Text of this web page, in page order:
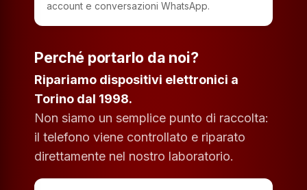
account e conversazioni WhatsApp.
Perché portarlo da noi?
Ripariamo dispositivi elettronici a
Torino dal 1998.
Non siamo un semplice punto di raccolta:
il telefono viene controllato e riparato
direttamente nel nostro laboratorio.